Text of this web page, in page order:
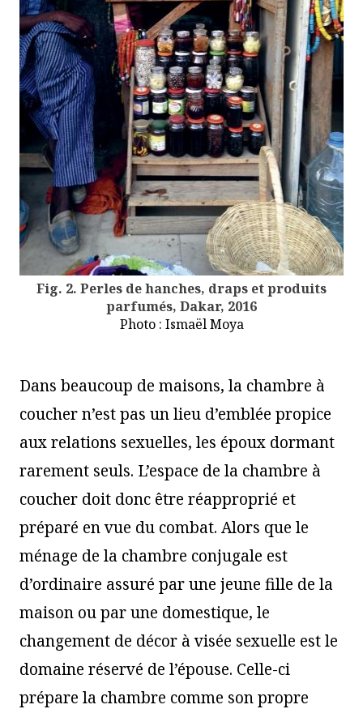
Fig. 2. Perles de hanches, draps et produits
parfumés, Dakar, 2016
Photo : Ismaël Moya
Dans beaucoup de maisons, la chambre à
coucher n’est pas un lieu d’emblée propice
aux relations sexuelles, les époux dormant
rarement seuls. L’espace de la chambre à
coucher doit donc être réapproprié et
préparé en vue du combat. Alors que le
ménage de la chambre conjugale est
d’ordinaire assuré par une jeune fille de la
maison ou par une domestique, le
changement de décor à visée sexuelle est le
domaine réservé de l’épouse. Celle-ci
prépare la chambre comme son propre